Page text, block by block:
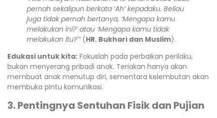
pernah sekalipun berkata ‘Ah’ kepadaku. Beliau
juga tidak pernah bertanya, ‘Mengapa kamu
melakukan ini?’ atau ‘Mengapa kamu tidak
melakukan itu?'”(HR. Bukhari dan Muslim).
Edukasi untuk kita: Fokuslah pada perbaikan perilaku,
bukan menyerang pribadi anak. Teriakan hanya akan
membuat anak menutup diri, sementara kelembutan akan
membuka pintu komunikasi.
3. Pentingnya Sentuhan Fisik dan Pujian